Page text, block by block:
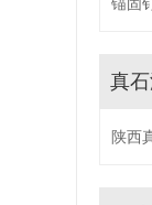
锚固
真
陕西